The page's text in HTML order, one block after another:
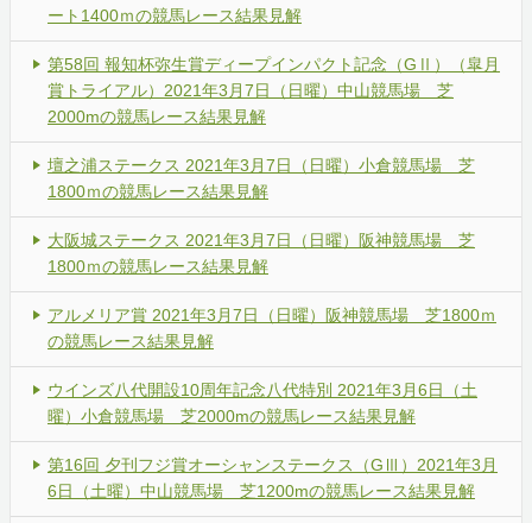
ート1400ｍの競馬レース結果見解
第58回 報知杯弥生賞ディープインパクト記念（GⅡ）（皐月
賞トライアル）2021年3月7日（日曜）中山競馬場 芝
2000mの競馬レース結果見解
壇之浦ステークス 2021年3月7日（日曜）小倉競馬場 芝
1800ｍの競馬レース結果見解
大阪城ステークス 2021年3月7日（日曜）阪神競馬場 芝
1800ｍの競馬レース結果見解
アルメリア賞 2021年3月7日（日曜）阪神競馬場 芝1800ｍ
の競馬レース結果見解
ウインズ八代開設10周年記念八代特別 2021年3月6日（土
曜）小倉競馬場 芝2000mの競馬レース結果見解
第16回 夕刊フジ賞オーシャンステークス（GⅢ）2021年3月
6日（土曜）中山競馬場 芝1200mの競馬レース結果見解